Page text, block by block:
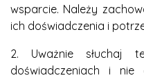
wsparcie. Należy
ich doświadczenia i
2. Uważnie słuchaj
doświadczeniach i